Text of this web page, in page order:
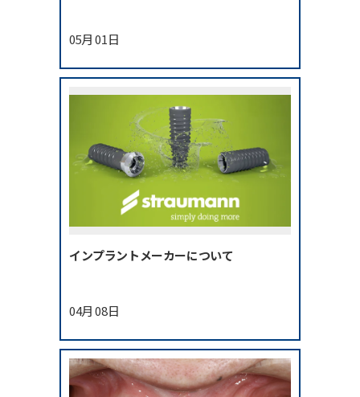
05月 01日
インプラントメーカーについて
04月 08日